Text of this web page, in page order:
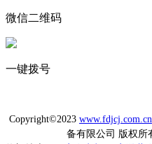
微信二维码
一键拨号
Copyright©2023 www.fdjcj.com.cn
备有限公司 版权所